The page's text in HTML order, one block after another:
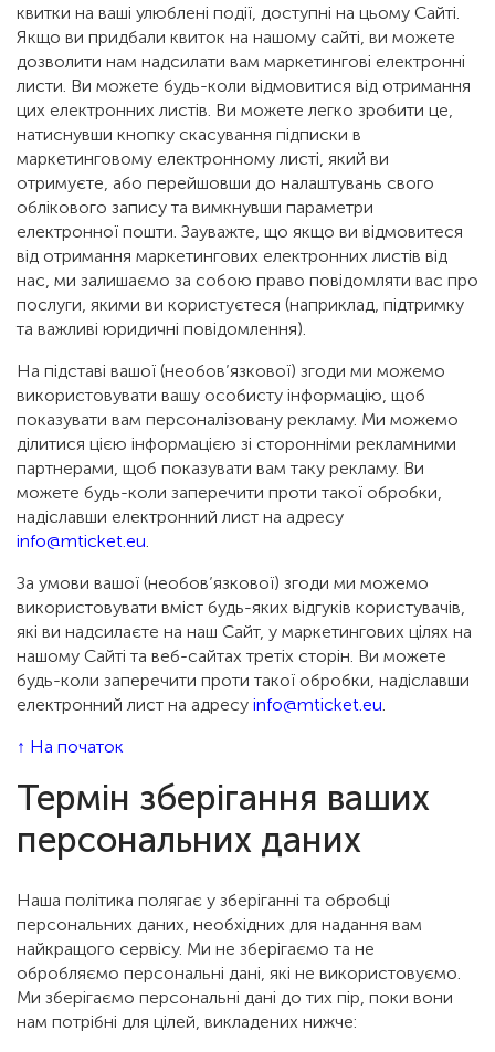
квитки на ваші улюблені події, доступні на цьому Сайті.
Якщо ви придбали квиток на нашому сайті, ви можете
дозволити нам надсилати вам маркетингові електронні
листи. Ви можете будь-коли відмовитися від отримання
цих електронних листів. Ви можете легко зробити це,
натиснувши кнопку скасування підписки в
маркетинговому електронному листі, який ви
отримуєте, або перейшовши до налаштувань свого
облікового запису та вимкнувши параметри
електронної пошти. Зауважте, що якщо ви відмовитеся
від отримання маркетингових електронних листів від
нас, ми залишаємо за собою право повідомляти вас про
послуги, якими ви користуєтеся (наприклад, підтримку
та важливі юридичні повідомлення).
На підставі вашої (необов’язкової) згоди ми можемо
використовувати вашу особисту інформацію, щоб
показувати вам персоналізовану рекламу. Ми можемо
ділитися цією інформацією зі сторонніми рекламними
партнерами, щоб показувати вам таку рекламу. Ви
можете будь-коли заперечити проти такої обробки,
надіславши електронний лист на адресу
info@mticket.eu
За умови вашої (необов’язкової) згоди ми можемо
використовувати вміст будь-яких відгуків користувачів,
які ви надсилаєте на наш Сайт, у маркетингових цілях на
нашому Сайті та веб-сайтах третіх сторін. Ви можете
будь-коли заперечити проти такої обробки, надіславши
електронний лист на адресу info@mticket.eu
↑ На початок
Термін зберігання ваших
персональних даних
Наша політика полягає у зберіганні та обробці
персональних даних, необхідних для надання вам
найкращого сервісу. Ми не зберігаємо та не
обробляємо персональні дані, які не використовуємо.
Ми зберігаємо персональні дані до тих пір, поки вони
нам потрібні для цілей, викладених нижче: